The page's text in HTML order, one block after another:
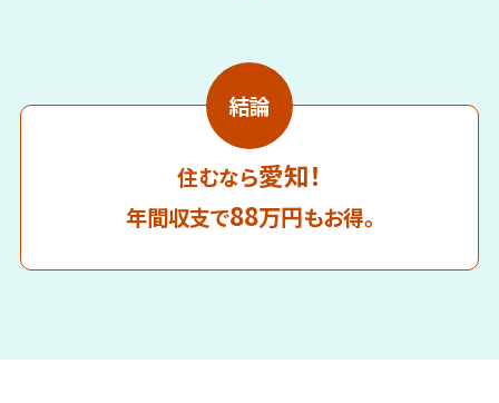
結論
住むなら愛知！
年間収支で88万円もお得。